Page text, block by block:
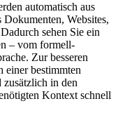
automatisch aus
Dokumenten, Websites,
sehen Sie ein
– vom formell-
Zur besseren
einer bestimmten
in den
Kontext schnell